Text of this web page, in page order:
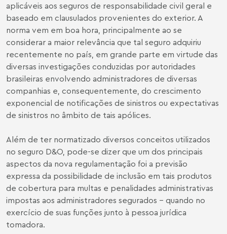
aplicáveis aos seguros de responsabilidade civil geral e
baseado em clausulados provenientes do exterior. A
norma vem em boa hora, principalmente ao se
considerar a maior relevância que tal seguro adquiriu
recentemente no país, em grande parte em virtude das
diversas investigações conduzidas por autoridades
brasileiras envolvendo administradores de diversas
companhias e, consequentemente, do crescimento
exponencial de notificações de sinistros ou expectativas
de sinistros no âmbito de tais apólices.
Além de ter normatizado diversos conceitos utilizados
no seguro D&O, pode-se dizer que um dos principais
aspectos da nova regulamentação foi a previsão
expressa da possibilidade de inclusão em tais produtos
de cobertura para multas e penalidades administrativas
impostas aos administradores segurados - quando no
exercício de suas funções junto à pessoa jurídica
tomadora.